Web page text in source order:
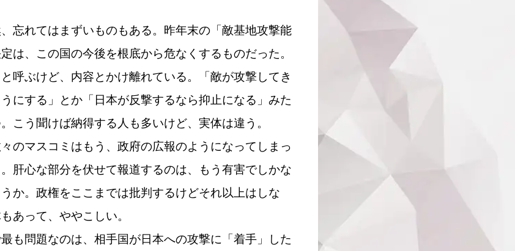
忘れてはまずいものもある。昨年末の「敵基地攻撃能
は、この国の今後を根底から危なくするものだった。
呼ぶけど、内容とかけ離れている。「敵が攻撃してき
にする」とか「日本が反撃するなら抑止になる」みた
こう聞けば納得する人も多いけど、実体は違う。
のマスコミはもう、政府の広報のようになってしまっ
肝心な部分を伏せて報道するのは、もう有害でしかな
か。政権をここまでは批判するけどそれ以上はしな
あって、ややこしい。
も問題なのは、相手国が日本への攻撃に「着手」した